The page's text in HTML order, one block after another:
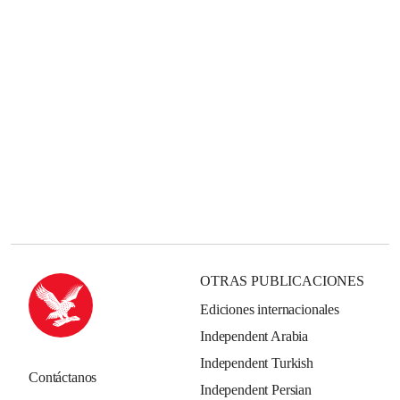
Contáctanos
OTRAS PUBLICACIONES
Ediciones internacionales
Independent Arabia
Independent Turkish
Independent Persian